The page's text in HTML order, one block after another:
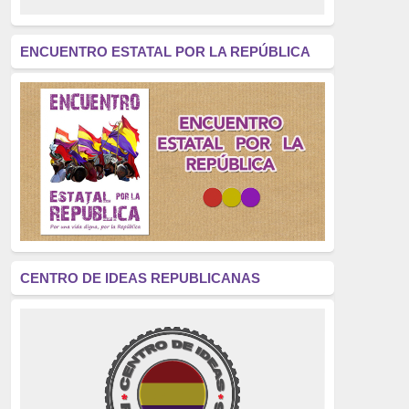
América Latina
(305)
Exhumación
(304)
Golpe de Estado
(304)
Brigadas Internacionales
(303)
pensamiento
(294)
Revisionismo
(289)
La Transición
(275)
educación pública
(270)
La Izquierda
(260)
ENCUENTRO ESTATAL POR LA REPÚBLICA
CENTRO DE IDEAS REPUBLICANAS